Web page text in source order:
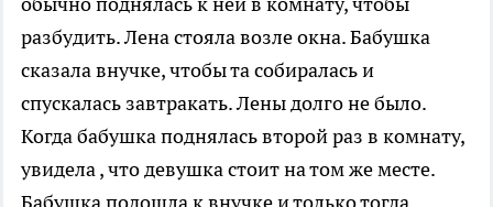
разбудить. Лена стояла возле окна. Бабушка
сказала внучке, чтобы та собиралась и
спускалась завтракать. Лены долго не было.
Когда бабушка поднялась второй раз в комнату,
увидела , что девушка стоит на том же месте.